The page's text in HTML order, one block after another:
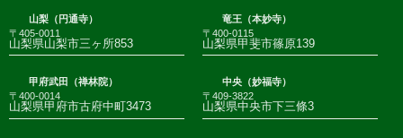
山梨（円通寺）
〒405-0011
山梨県山梨市三ヶ所853
竜王（本妙寺）
〒400-0115
山梨県甲斐市篠原139
甲府武田（禅林院）
〒400-0014
山梨県甲府市古府中町3473
中央（妙福寺）
〒409-3822
山梨県中央市下三條3